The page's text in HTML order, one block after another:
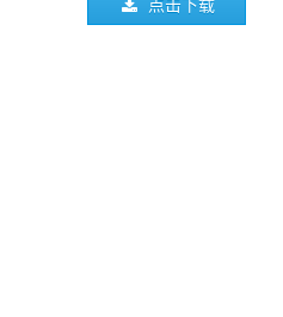
点击下载